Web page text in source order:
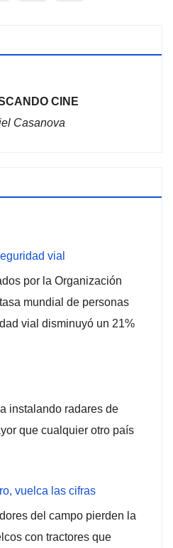
CINE
Casanova
vial
por la Organización
mundial de personas
vial disminuyó un 21%
instalando radares de
que cualquier otro país
vuelca las cifras
del campo pierden la
con tractores que